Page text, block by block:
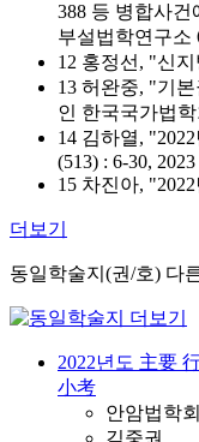
388 등 병합사
부설법학연구소
12 홍정선, "신
13 허완중, "기
인 한국국가법학
14 김하열,
(513) : 6-30, 2023
15 차진아,
더보기
동일학술지(권/호) 다
2022년도 主要
小考
안암법학회
김중권